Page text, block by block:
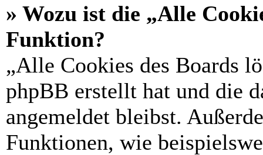
» Wozu ist die „Alle
Funktion?
„Alle Cookies des Boards
phpBB erstellt hat und die
angemeldet bleibst.
Funktionen, wie